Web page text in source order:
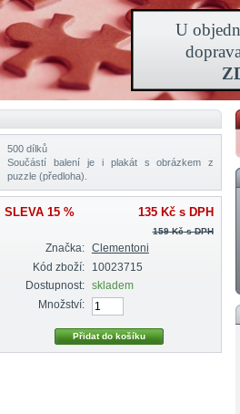
500 dílků
Součástí balení je i plakát s obrázkem z
puzzle (předloha).
SLEVA 15 % 135 Kčs DPH
159 Kčs DPH
Značka:
Clementoni
Kód zboží:
10023715
Dostupnost:
skladem
Množství: